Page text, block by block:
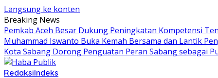
Langsung ke konten
Breaking News
Pemkab Aceh Besar Dukung Peningkatan Kompetensi
Muhammad Iswanto Buka Kemah Bersama dan Lantik
Kota Sabang Dorong Penguatan Peran Sabang sebagai
RedaksiIndeks